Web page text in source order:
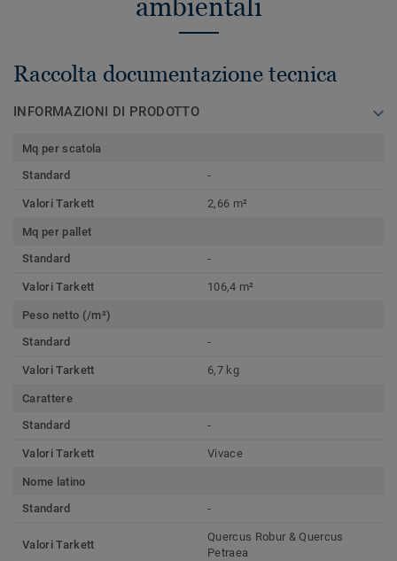
ambientali
Raccolta documentazione tecnica
INFORMAZIONI DI PRODOTTO
Mq per scatola
Standard
-
Valori Tarkett 2,66 m²
Mq per pallet
Standard
-
Valori Tarkett 106,4 m²
Peso netto (/m²)
Standard
-
Valori Tarkett 6,7 kg
Carattere
Standard
-
Valori Tarkett Vivace
Nome latino
Standard
-
Valori Tarkett
Quercus Robur & Quercus
Petraea